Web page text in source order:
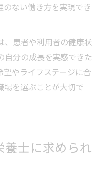
のない働き方を実現でき
、患者や利用者の健康状
自分の成長を実感できた
望やライフステージに合
場を選ぶことが大切で
士に求められ